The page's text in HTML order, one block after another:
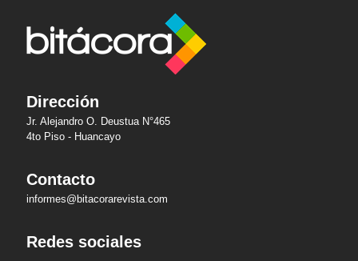
Dirección
Jr. Alejandro O. Deustua N°465
4to Piso - Huancayo
Contacto
informes@bitacorarevista.com
Redes sociales